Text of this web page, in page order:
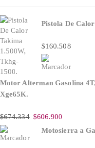
Pistola De
$160.508
Motor Alterman Gasolina
Xge65K.
$674.334 $606.900
Motosierra a